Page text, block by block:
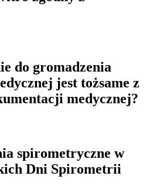
do gromadzenia
jest tożsame z
medycznej?
spirometryczne w
Dni Spirometrii